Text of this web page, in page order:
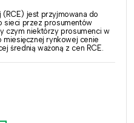
jest przyjmowana do
sieci przez prosumentów
czym niektórzy prosumenci w
rynkowej cenie
średnią ważoną z cen RCE.